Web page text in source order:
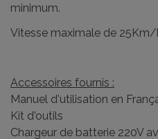
minimum.
Vitesse maximale de 25Km/
Accessoires fournis :
Manuel d'utilisation en
Kit d'outils
Chargeur de batterie 220V